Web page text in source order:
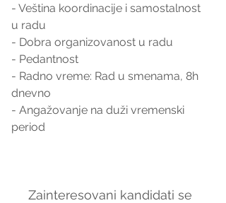
- Veština koordinacije i samostalnost
u radu
- Dobra organizovanost u radu
- Pedantnost
- Radno vreme: Rad u smenama, 8h
dnevno
- Angažovanje na duži vremenski
period
Zainteresovani kandidati se